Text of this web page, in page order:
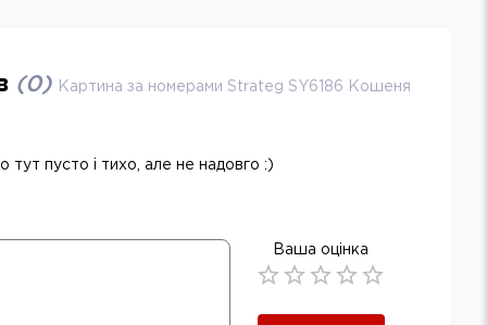
(0) Картина за номерами Strateg SY6186 Кошеня
тут пусто і тихо, але не надовго :)
Ваша оцінка